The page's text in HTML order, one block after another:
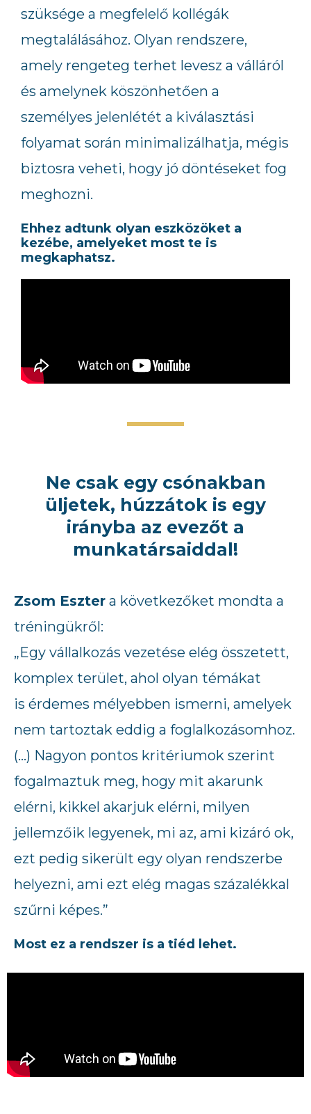
szüksége a megfelelő kollégák
megtalálásához. Olyan rendszere,
amely rengeteg terhet levesz a válláról
és amelynek köszönhetően a
személyes jelenlétét a kiválasztási
folyamat során minimalizálhatja, mégis
biztosra veheti, hogy jó döntéseket fog
meghozni.
Ehhez adtunk olyan eszközöket a
kezébe, amelyeket most te is
megkaphatsz.
Ne csak egy csónakban
üljetek, húzzátok is egy
irányba az evezőt a
munkatársaiddal!
Zsom Eszter a következőket mondta a
tréningükről:
„Egy vállalkozás vezetése elég összetett,
komplex terület, ahol olyan témákat
is érdemes mélyebben ismerni, amelyek
nem tartoztak eddig a foglalkozásomhoz.
(…) Nagyon pontos kritériumok szerint
fogalmaztuk meg, hogy mit akarunk
elérni, kikkel akarjuk elérni, milyen
jellemzőik legyenek, mi az, ami kizáró ok,
ezt pedig sikerült egy olyan rendszerbe
helyezni, ami ezt elég magas százalékkal
szűrni képes.”
Most ez a rendszer is a tiéd lehet.